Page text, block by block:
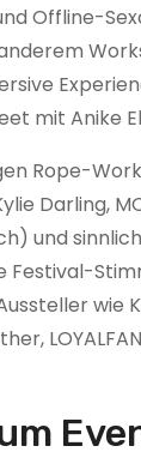
Offline-
mit Anike
Rope-
Darling,
und
wie